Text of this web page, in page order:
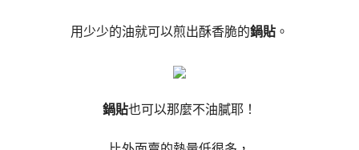
用少少的油就可以煎出酥香脆的鍋貼 。
鍋貼也可以那麼不油膩耶！